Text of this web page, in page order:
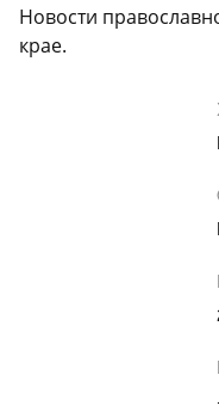
Новости
крае.